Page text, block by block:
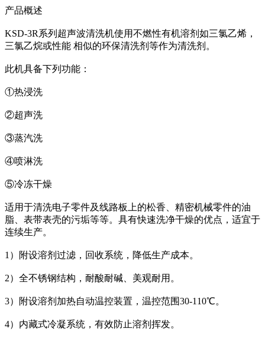
产品概述
KSD-3R系列超声波清洗机使用不燃性有机溶剂如三氯乙烯，
三氯乙烷或性能 相似的环保清洗剂等作为清洗剂。
此机具备下列功能：
①热浸洗
②超声洗
③蒸汽洗
④喷淋洗
⑤冷冻干燥
适用于清洗电子零件及线路板上的松香、精密机械零件的油
脂、表带表壳的污垢等等。具有快速洗净干燥的优点，适宜于
连续生产。
1）附设溶剂过滤，回收系统，降低生产成本。
2）全不锈钢结构，耐酸耐碱、美观耐用。
3）附设溶剂加热自动温控装置，温控范围30-110℃。
4）内藏式冷凝系统，有效防止溶剂挥发。